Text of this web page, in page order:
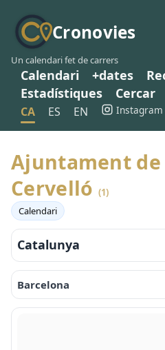
Cronovies
Un calendari fet de carrers
Calendari +dates
Estadístiques
Cercar
CA ES EN Instagram
Ajuntament de
Cervelló (1)
Calendari
Catalunya
Barcelona